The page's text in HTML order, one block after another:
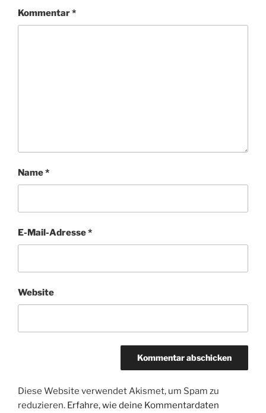
Kommentar*
Name*
E-Mail-Adresse*
Website
Diese Website verwendet Akismet, um Spam zu
reduzieren. Erfahre, wie deine Kommentardaten